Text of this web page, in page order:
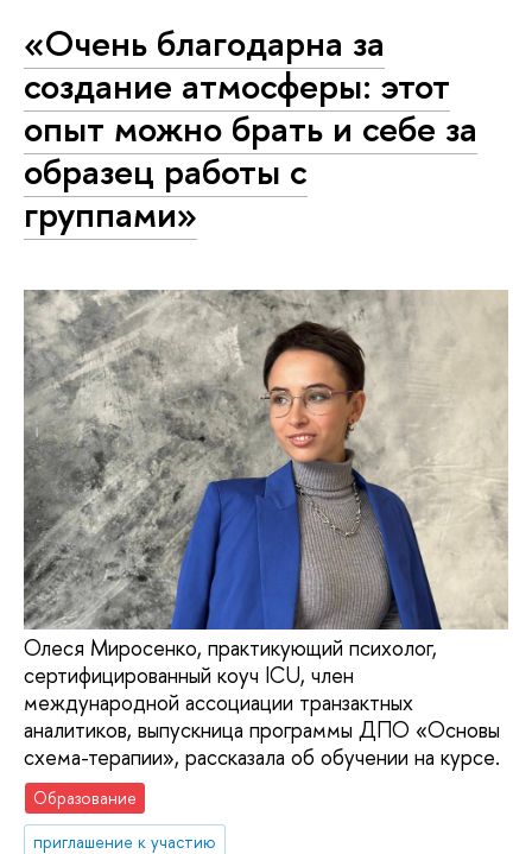
«Очень благодарна за
создание атмосферы: этот
опыт можно брать и себе за
образец работы с
группами»
Олеся Миросенко, практикующий психолог,
сертифицированный коуч ICU, член
международной ассоциации транзактных
аналитиков, выпускница программы ДПО «Основы
схема-терапии», рассказала об обучении на курсе.
Образование
приглашение к участию